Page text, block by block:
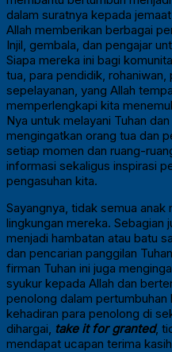
dalam suratnya kepada
Allah memberikan berbagai
Injil, gembala, dan pengajar
Siapa mereka ini bagi
tua, para pendidik, rohaniwan,
sepelayanan, yang Allah
memperlengkapi kita
Nya untuk melayani Tuhan
mengingatkan orang tua dan
setiap momen dan ruang-
informasi sekaligus inspirasi
pengasuhan kita.
Sayangnya, tidak semua anak
lingkungan mereka. Sebagian
menjadi hambatan atau batu
dan pencarian panggilan
firman Tuhan ini juga
syukur kepada Allah dan
penolong dalam pertumbuhan
kehadiran para penolong di
dihargai, take it for granted,
mendapat ucapan terima